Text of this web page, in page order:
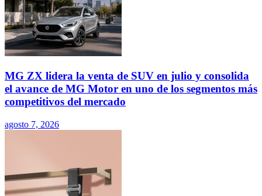
MG ZX lidera la venta de SUV en julio y consolida
el avance de MG Motor en uno de los segmentos más
competitivos del mercado
agosto 7, 2026